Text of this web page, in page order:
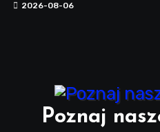
2026-08-06
Poznaj